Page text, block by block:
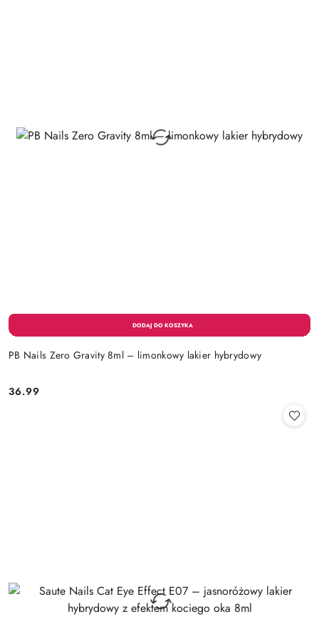
PB Nails Zero Gravity 8ml – limonkowy lakier hybrydowy
Cena:
36.99